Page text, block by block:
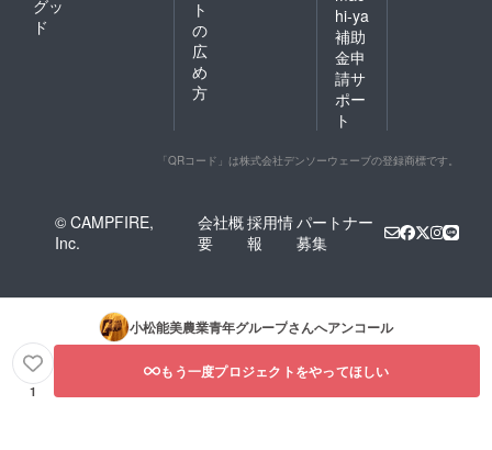
グッ
ド
ト
の
広
め
方
hi-ya
補助
金申
請サ
ポー
ト
「QRコード」は株式会社デンソーウェーブの登録商標です。
© CAMPFIRE,
Inc.
会社概
要
採用情
報
パートナー
募集
小松能美農業青年グループさんへアンコール
1
もう一度プロジェクトをやってほしい